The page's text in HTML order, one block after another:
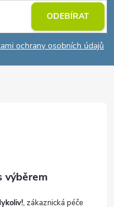
ochrany osobních údajů
ODEBÍRAT